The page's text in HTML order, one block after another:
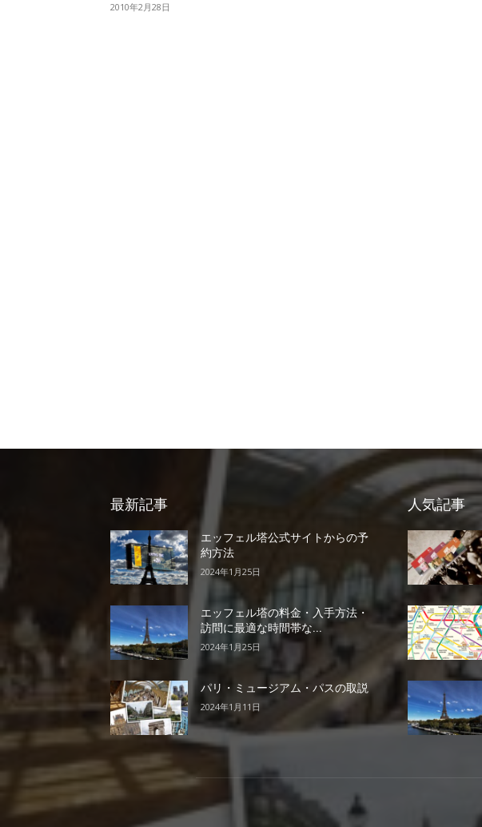
2010年2月28日
最新記事
エッフェル塔公式サイトからの予
約方法
2024年1月25日
エッフェル塔の料金・入手方法・
訪問に最適な時間帯な...
2024年1月25日
パリ・ミュージアム・パスの取説
2024年1月11日
人気記事